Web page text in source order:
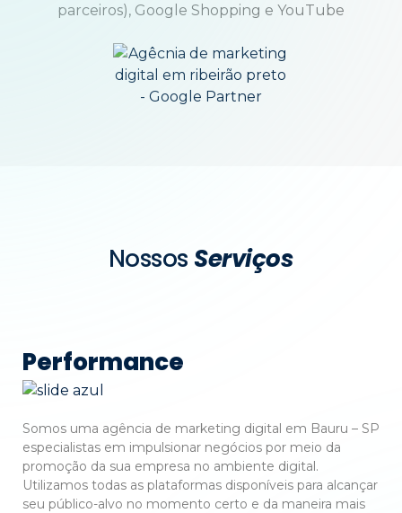
parceiros), Google Shopping e YouTube
NossosServiços
Performance
Somos uma agência de marketing digital em Bauru – SP
especialistas em impulsionar negócios por meio da
promoção da sua empresa no ambiente digital.
Utilizamos todas as plataformas disponíveis para alcançar
seu público-alvo no momento certo e da maneira mais